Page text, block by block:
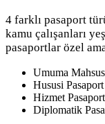
4 farklı pasaport
kamu çalışanları
pasaportlar özel
Umuma
Hususi
Hizmet
Diplomatik